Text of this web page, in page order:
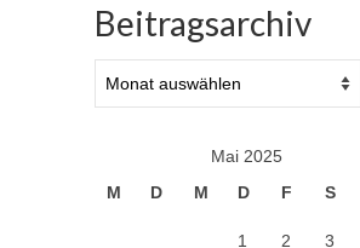
Beitragsarchiv
Mai 2025
M
D M D F S
1 2 3